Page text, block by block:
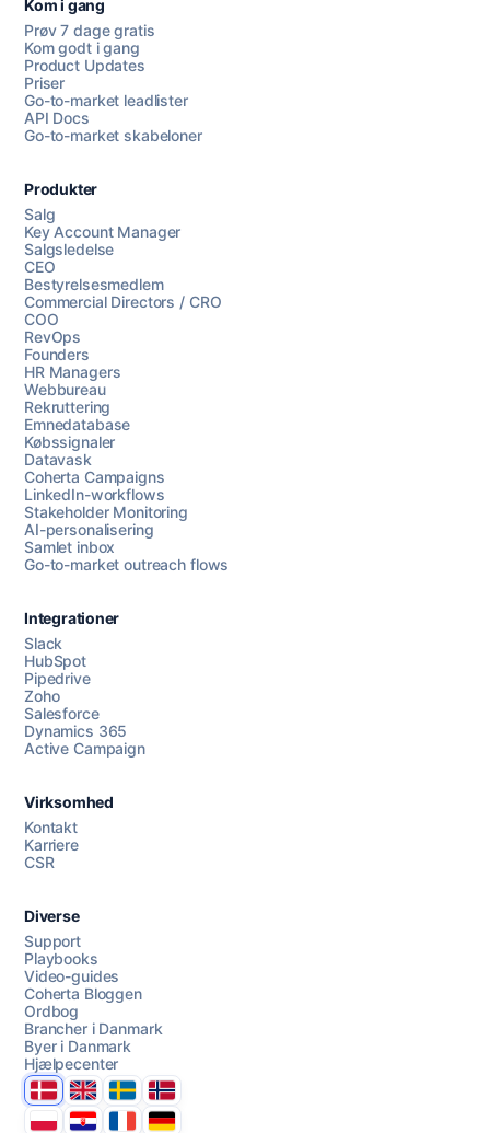
Chat med os
AI Campaign Assist
Kom i gang
Prøv 7 dage gratis
Kom godt i gang
Product Updates
Priser
Go-to-market leadlister
API Docs
Go-to-market skabeloner
Produkter
Salg
Key Account Manager
Salgsledelse
CEO
Bestyrelsesmedlem
Commercial Directors / CRO
COO
RevOps
Founders
HR Managers
Webbureau
Rekruttering
Emnedatabase
Købssignaler
Datavask
Coherta Campaigns
LinkedIn-workflows
Stakeholder Monitoring
AI-personalisering
Samlet inbox
Go-to-market outreach flows
Integrationer
Slack
HubSpot
Pipedrive
Zoho
Salesforce
Dynamics 365
Active Campaign
Virksomhed
Kontakt
Karriere
CSR
Diverse
Support
Playbooks
Video-guides
Coherta Bloggen
Ordbog
Brancher i Danmark
Byer i Danmark
Hjælpecenter
DanmarkUnited Kingdom
SverigeNorge
PolskaHrvatskaFranceDeutschland